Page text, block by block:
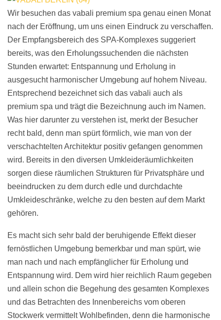
Wir besuchen das vabali premium spa genau einen Monat
nach der Eröffnung, um uns einen Eindruck zu verschaffen.
Der Empfangsbereich des SPA-Komplexes suggeriert
bereits, was den Erholungssuchenden die nächsten
Stunden erwartet: Entspannung und Erholung in
ausgesucht harmonischer Umgebung auf hohem Niveau.
Entsprechend bezeichnet sich das vabali auch als
premium spa und trägt die Bezeichnung auch im Namen.
Was hier darunter zu verstehen ist, merkt der Besucher
recht bald, denn man spürt förmlich, wie man von der
verschachtelten Architektur positiv gefangen genommen
wird. Bereits in den diversen Umkleideräumlichkeiten
sorgen diese räumlichen Strukturen für Privatsphäre und
beeindrucken zu dem durch edle und durchdachte
Umkleideschränke, welche zu den besten auf dem Markt
gehören.
Es macht sich sehr bald der beruhigende Effekt dieser
fernöstlichen Umgebung bemerkbar und man spürt, wie
man nach und nach empfänglicher für Erholung und
Entspannung wird. Dem wird hier reichlich Raum gegeben
und allein schon die Begehung des gesamten Komplexes
und das Betrachten des Innenbereichs vom oberen
Stockwerk vermittelt Wohlbefinden, denn die harmonische